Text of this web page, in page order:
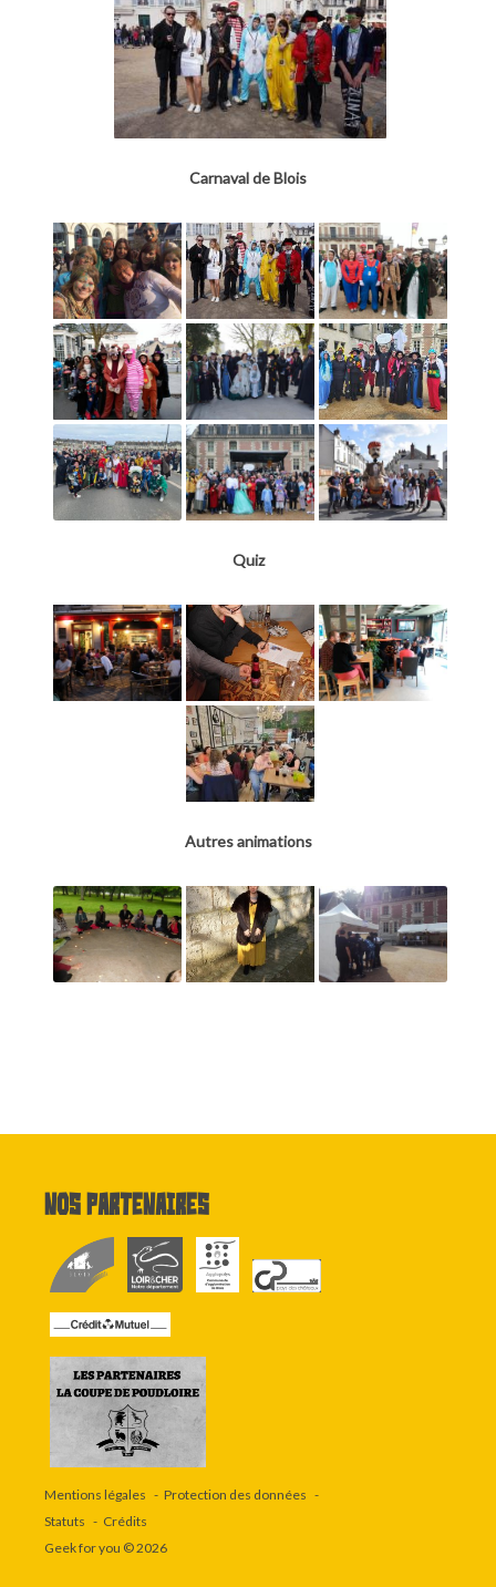
Carnaval de Blois
Quiz
Autres animations
Nos partenaires
Mentions légales
Protection des données
Statuts
Crédits
Geek for you © 2026